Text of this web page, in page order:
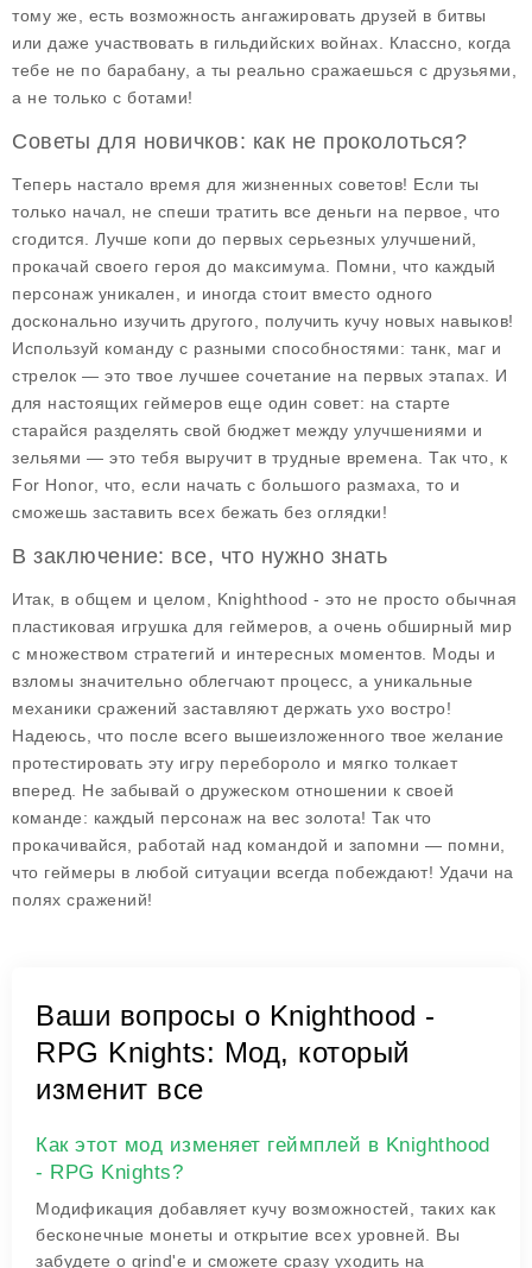
тому же, есть возможность ангажировать друзей в битвы
или даже участвовать в гильдийских войнах. Классно, когда
тебе не по барабану, а ты реально сражаешься с друзьями,
а не только с ботами!
Советы для новичков: как не проколоться?
Теперь настало время для жизненных советов! Если ты
только начал, не спеши тратить все деньги на первое, что
сгодится. Лучше копи до первых серьезных улучшений,
прокачай своего героя до максимума. Помни, что каждый
персонаж уникален, и иногда стоит вместо одного
досконально изучить другого, получить кучу новых навыков!
Используй команду с разными способностями: танк, маг и
стрелок — это твое лучшее сочетание на первых этапах. И
для настоящих геймеров еще один совет: на старте
старайся разделять свой бюджет между улучшениями и
зельями — это тебя выручит в трудные времена. Так что, к
For Honor, что, если начать с большого размаха, то и
сможешь заставить всех бежать без оглядки!
В заключение: все, что нужно знать
Итак, в общем и целом, Knighthood - это не просто обычная
пластиковая игрушка для геймеров, а очень обширный мир
с множеством стратегий и интересных моментов. Моды и
взломы значительно облегчают процесс, а уникальные
механики сражений заставляют держать ухо востро!
Надеюсь, что после всего вышеизложенного твое желание
протестировать эту игру перебороло и мягко толкает
вперед. Не забывай о дружеском отношении к своей
команде: каждый персонаж на вес золота! Так что
прокачивайся, работай над командой и запомни — помни,
что геймеры в любой ситуации всегда побеждают! Удачи на
полях сражений!
Ваши вопросы о Knighthood -
RPG Knights: Мод, который
изменит все
Как этот мод изменяет геймплей в Knighthood
- RPG Knights?
Модификация добавляет кучу возможностей, таких как
бесконечные монеты и открытие всех уровней. Вы
забудете о grind'е и сможете сразу уходить на